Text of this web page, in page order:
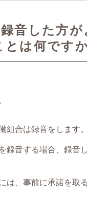
音した方が
は何ですか
組合は録音をします
録音する場合、録
、事前に承諾を取